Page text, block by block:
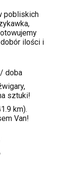
pobliskich
ilości i
doba
sztuki!
km).
Van!